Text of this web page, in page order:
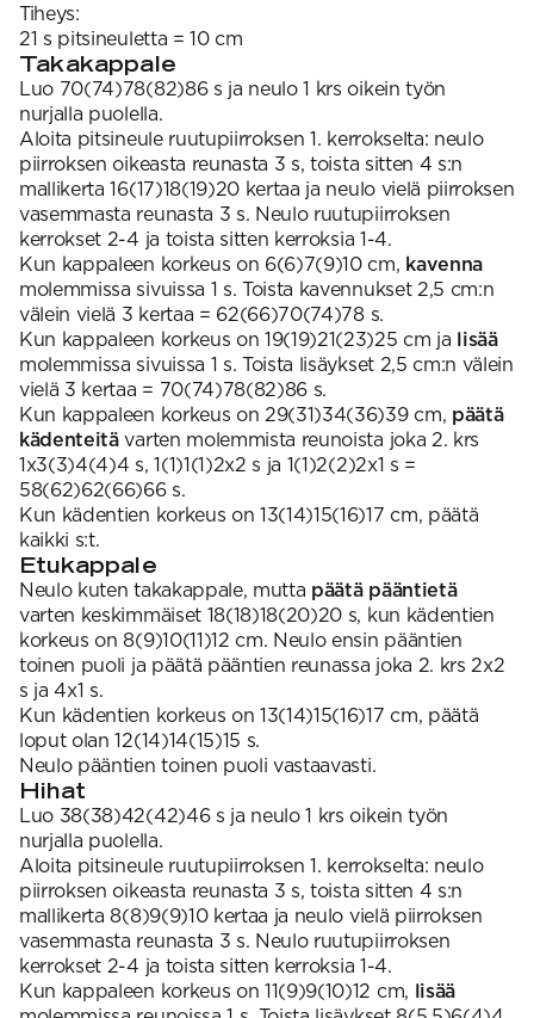
Tiheys:
21 s pitsineuletta = 10 cm
Takakappale
Luo 70(74)78(82)86 s ja neulo 1 krs oikein työn
nurjalla puolella.
Aloita pitsineule ruutupiirroksen 1. kerrokselta: neulo
piirroksen oikeasta reunasta 3 s, toista sitten 4 s:n
mallikerta 16(17)18(19)20 kertaa ja neulo vielä piirroksen
vasemmasta reunasta 3 s. Neulo ruutupiirroksen
kerrokset 2-4 ja toista sitten kerroksia 1-4.
Kun kappaleen korkeus on 6(6)7(9)10 cm, kavenna
molemmissa sivuissa 1 s. Toista kavennukset 2,5 cm:n
välein vielä 3 kertaa = 62(66)70(74)78 s.
Kun kappaleen korkeus on 19(19)21(23)25 cm ja lisää
molemmissa sivuissa 1 s. Toista lisäykset 2,5 cm:n välein
vielä 3 kertaa = 70(74)78(82)86 s.
Kun kappaleen korkeus on 29(31)34(36)39 cm, päätä
kädenteitävarten molemmista reunoista joka 2. krs
1x3(3)4(4)4 s, 1(1)1(1)2x2 s ja 1(1)2(2)2x1 s =
58(62)62(66)66 s.
Kun kädentien korkeus on 13(14)15(16)17 cm, päätä
kaikki s:t.
Etukappale
Neulo kuten takakappale, mutta päätä pääntietä
varten keskimmäiset 18(18)18(20)20 s, kun kädentien
korkeus on 8(9)10(11)12 cm. Neulo ensin pääntien
toinen puoli ja päätä pääntien reunassa joka 2. krs 2x2
s ja 4x1 s.
Kun kädentien korkeus on 13(14)15(16)17 cm, päätä
loput olan 12(14)14(15)15 s.
Neulo pääntien toinen puoli vastaavasti.
Hihat
Luo 38(38)42(42)46 s ja neulo 1 krs oikein työn
nurjalla puolella.
Aloita pitsineule ruutupiirroksen 1. kerrokselta: neulo
piirroksen oikeasta reunasta 3 s, toista sitten 4 s:n
mallikerta 8(8)9(9)10 kertaa ja neulo vielä piirroksen
vasemmasta reunasta 3 s. Neulo ruutupiirroksen
kerrokset 2-4 ja toista sitten kerroksia 1-4.
Kun kappaleen korkeus on 11(9)9(10)12 cm, lisää